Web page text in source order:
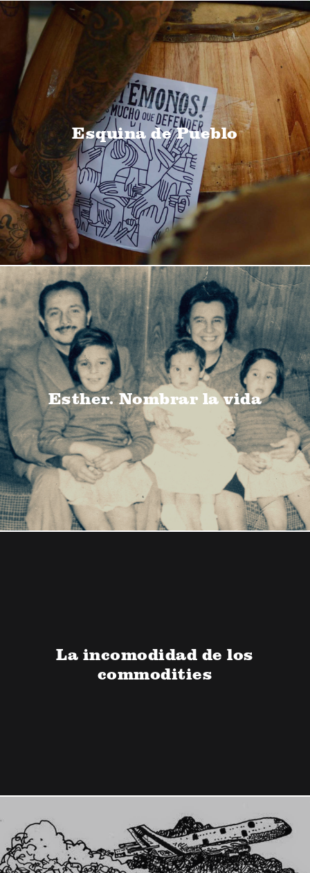
Esquina de Pueblo
Esther. Nombrar la vida
La incomodidad de los
commodities